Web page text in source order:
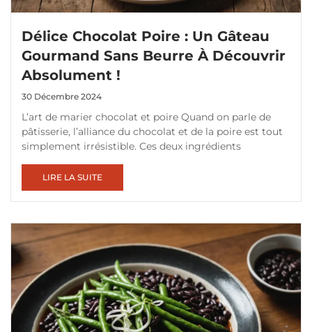
Délice Chocolat Poire : Un Gâteau
Gourmand Sans Beurre À Découvrir
Absolument !
30 Décembre 2024
L’art de marier chocolat et poire Quand on parle de
pâtisserie, l’alliance du chocolat et de la poire est tout
simplement irrésistible. Ces deux ingrédients
LIRE LA SUITE